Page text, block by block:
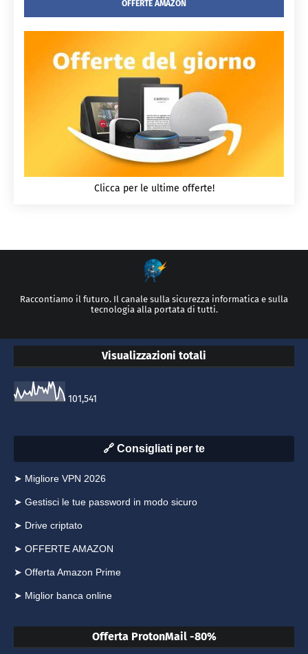
OFFERTE AMAZON
Clicca per le ultime offerte!
Raccontiamo il futuro. Il canale sulla sicurezza informatica e sulla
tecnologia alla portata di tutti.
Visualizzazioni totali
101,541
🔗 Consigliati per te
➤ Migliore VPN 2026
➤ Gestisci le tue password in modo sicuro
➤ Drive criptato
➤ OFFERTE AMAZON
➤ Offerta Amazon Prime
➤ Miglior banca online
Offerta ProtonMail -80%